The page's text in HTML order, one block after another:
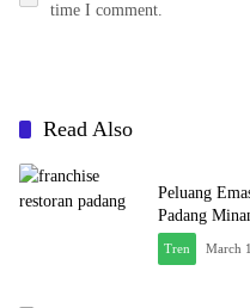
time I comment.
Read Also
Peluang
Padang
Tren March